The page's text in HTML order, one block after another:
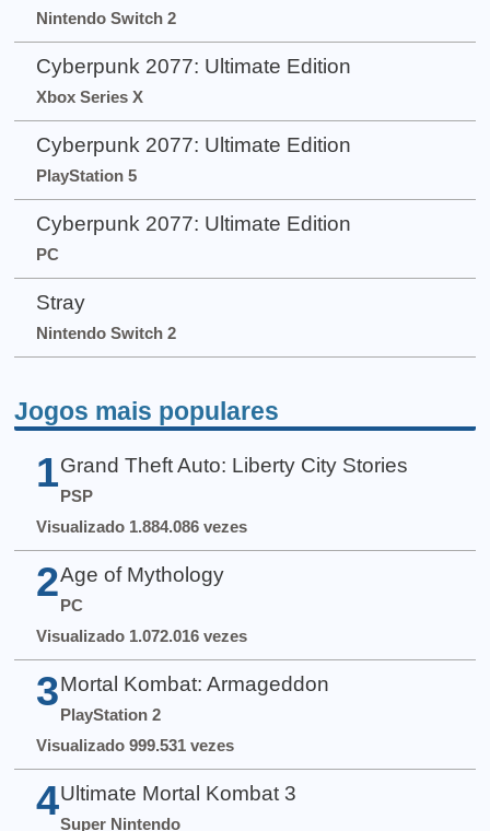
Nintendo Switch 2
Cyberpunk 2077: Ultimate Edition
Xbox Series X
Cyberpunk 2077: Ultimate Edition
PlayStation 5
Cyberpunk 2077: Ultimate Edition
PC
Stray
Nintendo Switch 2
Jogos mais populares
1 Grand Theft Auto: Liberty City Stories
PSP
Visualizado 1.884.086 vezes
2 Age of Mythology
PC
Visualizado 1.072.016 vezes
3 Mortal Kombat: Armageddon
PlayStation 2
Visualizado 999.531 vezes
4 Ultimate Mortal Kombat 3
Super Nintendo